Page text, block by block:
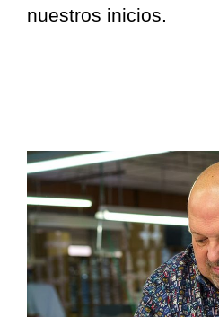
nuestros inicios.